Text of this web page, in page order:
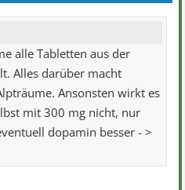
alle Tabletten aus der
Alles darüber macht
Ansonsten wirkt es
mit 300 mg nicht, nur
dopamin besser - >